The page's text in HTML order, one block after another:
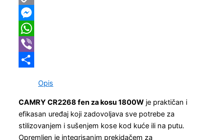
Copy
Link
Messenger
WhatsApp
Viber
Opis
CAMRY CR2268 fen za kosu 1800W je praktičan i
efikasan uređaj koji zadovoljava sve potrebe za
stilizovanjem i sušenjem kose kod kuće ili na putu.
Opremljen je integrisanim prekidačem za